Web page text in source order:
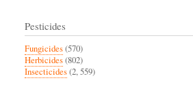
Pesticides
Fungicides(570)
Herbicides(802)
Insecticides(2, 559)